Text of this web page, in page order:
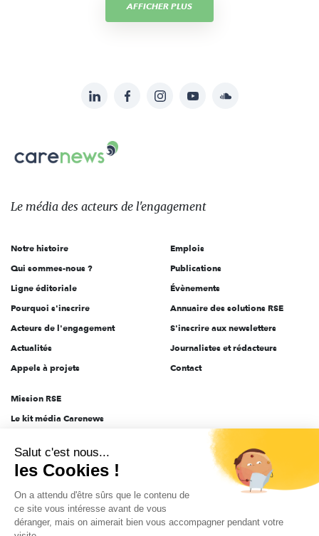
AFFICHER PLUS
sur:
LinkedInFacebookInstagramYouTubeSoundcloud
Carenews,
Le
des
l'engagement
Le média des acteurs de l'engagement
Notre histoire
Qui sommes-nous ?
Ligne éditoriale
Pourquoi s'inscrire
Acteurs de l'engagement
Actualités
Appels à projets
Emplois
Publications
Évènements
Annuaire des solutions RSE
S'inscrire aux newsletters
Journalistes et rédacteurs
Contact
Mission RSE
Le kit média Carenews
AEF info
Novethic
PRODURABLE
Inclusiv Day
Salut c'est nous...
les Cookies !
On a attendu d'être sûrs que le contenu de
ce site vous intéresse avant de vous
déranger, mais on aimerait bien vous accompagner pendant votre